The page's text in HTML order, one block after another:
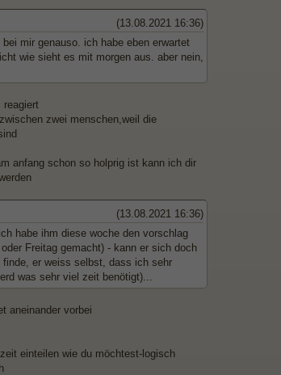
(13.08.2021 16:36)
mir genauso. ich habe eben erwartet
wie sieht es mit morgen aus. aber nein,
reagiert
zwei menschen,weil die
anfang schon so holprig ist kann ich dir
(13.08.2021 16:36)
habe ihm diese woche den vorschlag
Freitag gemacht) - kann er sich doch
er weiss selbst, dass ich sehr
was sehr viel zeit benötigt)...
aneinander vorbei
einteilen wie du möchtest-logisch